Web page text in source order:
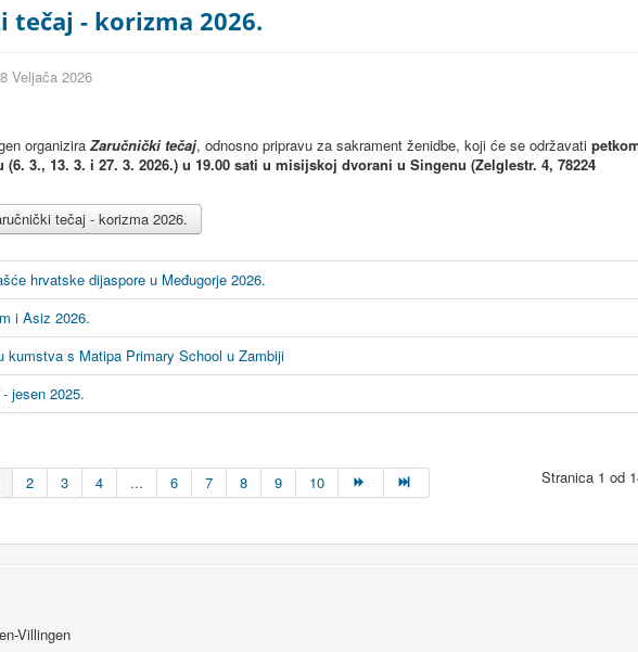
tečaj - korizma 2026.
Veljača 2026
organizira Zaručnički tečaj, odnosno pripravu za sakrament ženidbe, koji će se održavati
3., 13. 3. i 27. 3. 2026.) u 19.00 sati u misijskoj dvorani u Singenu (Zelglestr. 4, 78224
tečaj - korizma 2026.
hrvatske dijaspore u Međugorje 2026.
i Asiz 2026.
kumstva s Matipa Primary School u Zambiji
jesen 2025.
Stranica 1 od
2 3 4 ... 6 7 8 9 10
Villingen